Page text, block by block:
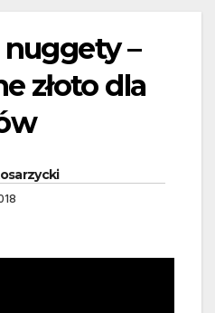
–
złoto dla